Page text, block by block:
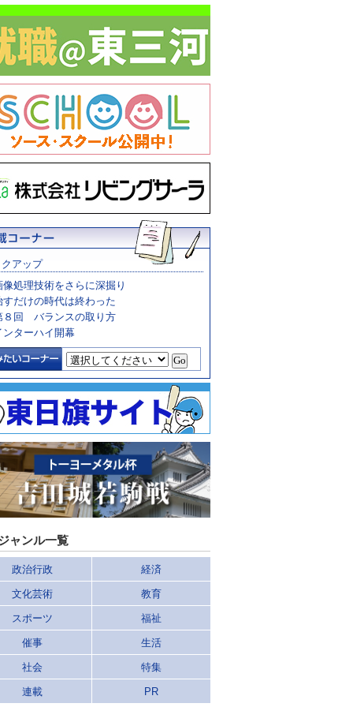
アップ
像処理技術をさらに深掘り
すだけの時代は終わった
８回 バランスの取り方
ンターハイ開幕
ャンル一覧
政治行政 経済
文化芸術 教育
スポーツ 福祉
催事 生活
社会 特集
連載 PR